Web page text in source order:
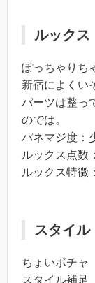
ルックス
ぽっちゃりち
新宿によくい
パーツは整っ
のでは。
パネマジ度：
ルックス点数
ルックス特徴
スタイル
ちょいポチ
スタイル補足